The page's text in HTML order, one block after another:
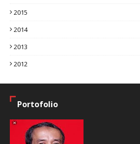
2015
2014
2013
2012
Portofolio